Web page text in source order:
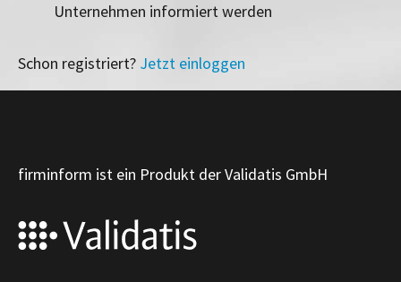
Unternehmen informiert werden
Schon registriert? Jetzt einloggen
firminform ist ein Produkt der Validatis GmbH